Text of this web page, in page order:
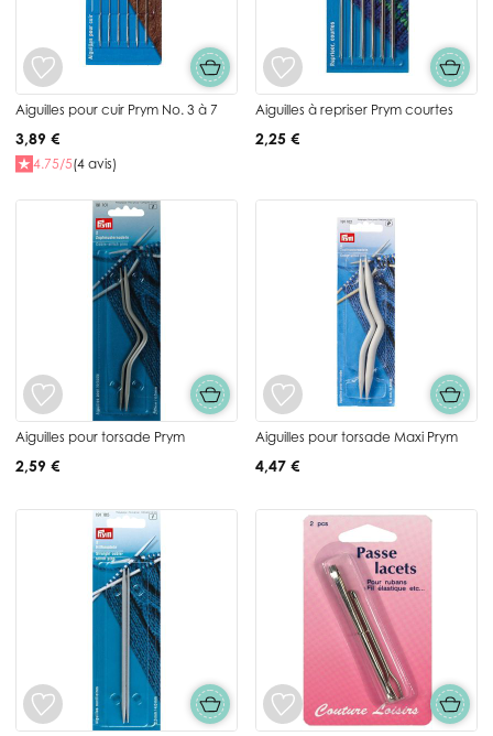
Aiguilles pour cuir Prym No. 3 à 7
3,89 €
4.75/5(4 avis)
Aiguilles à repriser Prym courtes
2,25 €
Aiguilles pour torsade Prym
2,59 €
Aiguilles pour torsade Maxi Prym
4,47 €